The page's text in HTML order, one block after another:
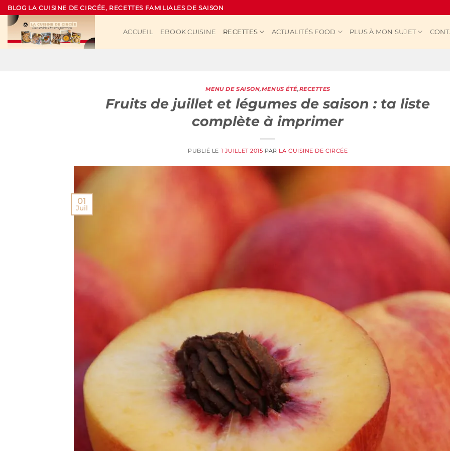
Passer
au
contenu
BLOG LA CUISINE DE CIRCÉE, RECETTES FAMILIALES DE SAISON
ACCUEIL EBOOK CUISINE RECETTES ACTUALITÉS FOOD PLUS À MON SUJET
MENU DE SAISON,MENUS ÉTÉ,RECETTES
Fruits de juillet et légumes de saison : ta liste
complète à imprimer
PUBLIÉ LE 1 JUILLET 2015 PAR LA CUISINE DE CIRCÉE
01
Juil